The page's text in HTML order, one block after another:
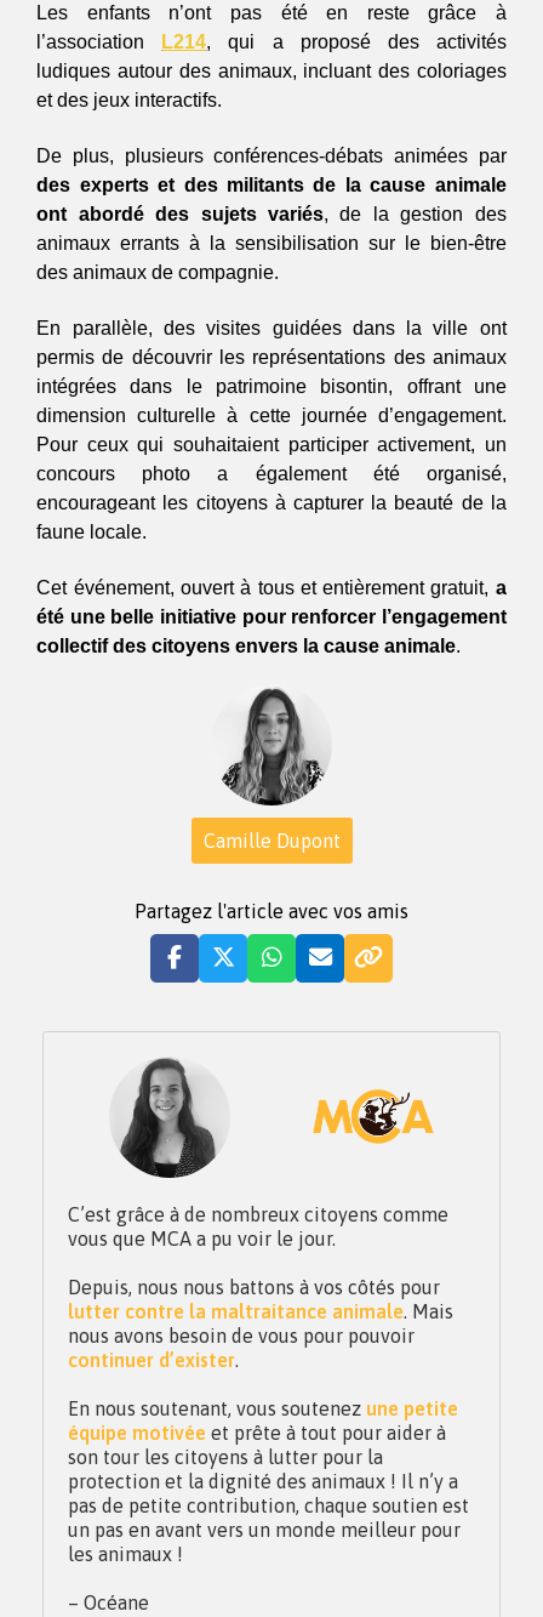
Les enfants n’ont pas été en reste grâce à
l’association
L214, qui a proposé des activités
ludiques autour des animaux, incluant des coloriages
et des jeux interactifs.
De plus, plusieurs conférences-débats animées par
des experts et des militants de la cause animale
ont abordé des sujets variés, de la gestion des
animaux errants à la sensibilisation sur le bien-être
des animaux de compagnie.
En parallèle, des visites guidées dans la ville ont
permis de découvrir les représentations des animaux
intégrées dans le patrimoine bisontin, offrant une
dimension culturelle à cette journée d’engagement.
Pour ceux qui souhaitaient participer activement, un
concours photo a également été organisé,
encourageant les citoyens à capturer la beauté de la
faune locale.
Cet événement, ouvert à tous et entièrement gratuit, a
été une belle initiative pour renforcer l’engagement
collectif des citoyens envers la cause animale.
Camille Dupont
Partagez l'article avec vos amis
C’est grâce à de nombreux citoyens comme
vous que MCA a pu voir le jour.
Depuis, nous nous battons à vos côtés pour
lutter contre la maltraitance animale. Mais
nous avons besoin de vous pour pouvoir
continuer d’exister.
En nous soutenant, vous soutenez une petite
équipe motivée et prête à tout pour aider à
son tour les citoyens à lutter pour la
protection et la dignité des animaux ! Il n’y a
pas de petite contribution, chaque soutien est
un pas en avant vers un monde meilleur pour
les animaux !
– Océane